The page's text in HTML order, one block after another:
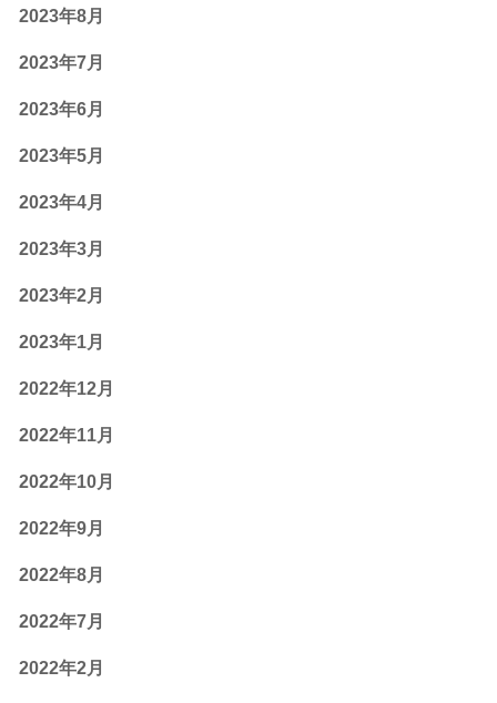
2023年8月
2023年7月
2023年6月
2023年5月
2023年4月
2023年3月
2023年2月
2023年1月
2022年12月
2022年11月
2022年10月
2022年9月
2022年8月
2022年7月
2022年2月